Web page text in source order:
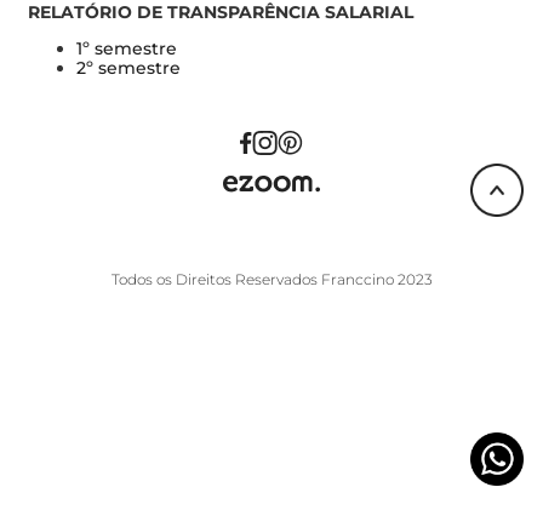
RELATÓRIO DE TRANSPARÊNCIA SALARIAL
1º semestre
2º semestre
Todos os Direitos Reservados Franccino 2023